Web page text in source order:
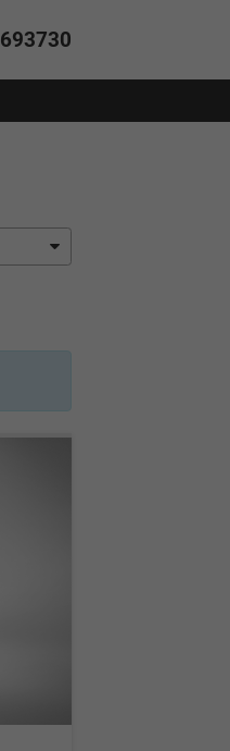
693730